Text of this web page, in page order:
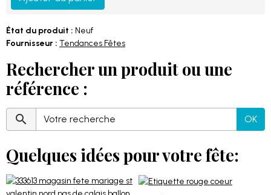
État du produit : Neuf
Fournisseur : Tendances Fêtes
Rechercher un produit ou une
référence :
OK
Quelques idées pour votre fête: